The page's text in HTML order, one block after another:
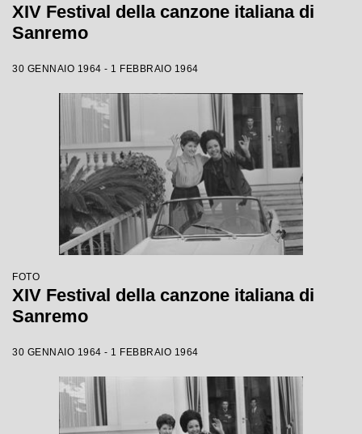
XIV Festival della canzone italiana di
Sanremo
30 GENNAIO 1964 - 1 FEBBRAIO 1964
FOTO
XIV Festival della canzone italiana di
Sanremo
30 GENNAIO 1964 - 1 FEBBRAIO 1964